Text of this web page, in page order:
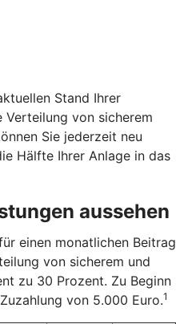
Stand Ihrer
Verteilung von sicherem
Sie jederzeit neu
Hälfte Ihrer Anlage in das
aussehen
einen monatlichen Beitrag
von sicherem und
zu 30 Prozent. Zu Beginn
von 5.000 Euro.1